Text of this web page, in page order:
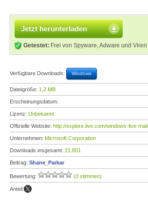
Jetzt herunterladen
Getestet: Frei von Spyware, Adware und Viren
Verfügbare Downloads: Windows
Dateigröße: 1,2 MB
Erscheinungsdatum:
Lizenz: Unbekannt
Offizielle Website: http://explore.live.com/windows-live-mail
Unternehmen: Microsoft Corporation
Downloads insgesamt: 21.801
Beitrag: Shane_Parkar
Bewertung: (0 stimmen)
Anteil: